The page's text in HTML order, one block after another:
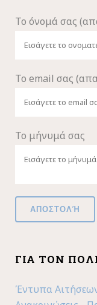
Το όνομά σας
Το email σας
Το μήνυμά σας
ΓΙΑ ΤΟΝ
Έντυπα